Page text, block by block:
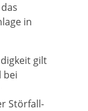
in
gilt
bei
Störfall-